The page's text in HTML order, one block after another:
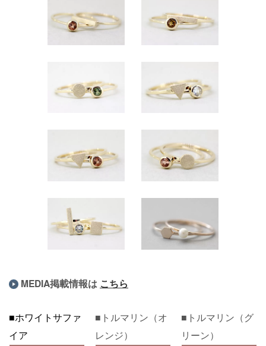
MEDIA掲載情報は こちら
■ホワイトサファ
イア
■トルマリン （オ
レンジ）
■トルマリン （グ
リーン）